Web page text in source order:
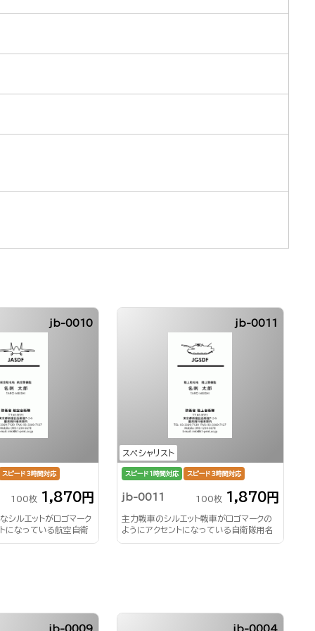
jb-0010
スピード3時間対応
100枚 1,870円
シルエットがロゴマーク
になっている航空自衛
スペシャリスト
jb-0011
スピード1時間対応 スピード3時間対応
jb-0011 100枚 1,870円
主力戦車のシルエット戦車がロゴマークの
ようにアクセントになっている自衛隊用名